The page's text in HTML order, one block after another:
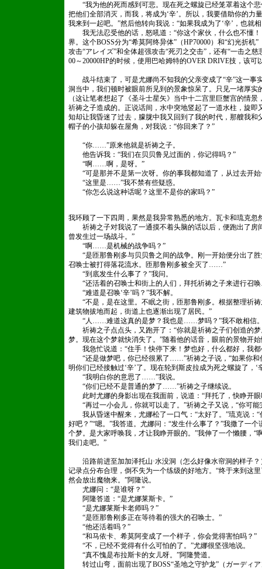
“我为他的死而感到可悲。现在死之螺旋已经笼罩着这个悲
把他们全部消灭，而我，将成为‘辛’。所以，我要借助你的力
我来到一起吧。”然后他转向我说：“如果我成为了‘辛’，也就
我无法忍受他的话，怒吼道：“你这个家伙，什么也不懂！
界。这个BOSS分为“希莫阿终异体”（HP70000）和“幻光折机
攻击“アレイズ”和全体超强攻击“死刃之交击”，还有“一击之
00～20000HP的时候，使用巴哈姆特的OVER DRIVE技，该可
战斗结束了，可是尤娜尚不知我的父亲变成了“辛”这一事
洞当中，我们顿时被眼前所见到的景象惊呆了。只见一堵厚
（这让笔者想起了《圣斗士星矢》当中十二宫里巨蟹宫的情
祈祷之子造成的。正说话间，水中突地竖起了一道水柱，旋
知却让我昏迷了过去，朦胧中我又回到了我的时代，那艘我
帽子的小孩却躲在屋角，对我说：“你回来了？”
“你……”原来他就是祈祷之子。
他告诉我：“我们在贝贝鲁见过面的，你记得吗？”
“啊……啊，是呀。”
“可是那并不是第一次呀。你的事我都知道了，从过去开
“这里是……”我不禁有些疑惑。
“你怎么说这种话呢？这里不是你的家吗？”
我环顾了一下四周，果然是我异常熟悉的地方。瓦卡和琉克忽
祈祷之子对我说了一通摸不着头脑的话以后，便跑出了房
曾发生过一场战斗。”
“啊……是机械的战争吗？”
“是匝那鲁刚多与贝贝鲁之间的战争。刚一开始便分出了胜
召唤士被打得落花流水。匝那鲁刚多被全灭了……”
“到底发生什么事了？”我问。
“还活着的召唤士和街上的人们，拜托祈祷之子来进行召
“难道是召唤‘辛’吗？”我不解。
“不是，是在这里。不眠之街，匝那鲁刚多。根据整理祈祷
建筑物拔地而起，街道上也逐渐出现了居民。”
“人……难道这真的是梦？我也是……梦吗？”我不敢相信
祈祷之子点点头，又跑开了：“你就是祈祷之子们创造的
梦。现在这个梦就快消失了。”随着他的话音，眼前的景物开
我急忙说道：“住手！快停下来！梦也好，什么都好，我都
“还是做梦吧，你已经很累了……”祈祷之子说，“如果你和
明你们已经接触过‘辛’了。现在轮到斯皮拉成为死之螺旋了，‘
“我明白你的意思了……”我说。
“你们已经不是普通的梦了……”祈祷之子继续说。
此时尤娜的身影出现在我面前，说道：“拜托了，快睁开眼
“再过一小会儿，你就可以走了。”祈祷之子又说，“你可
我从昏迷中醒来，尤娜松了一口气：“太好了。”琉克说：“
好吧？”“嗯。”我答道。尤娜问：“发生什么事了？”我撒了一
个梦。是大家呼唤我，才让我睁开眼的。”我伸了一个懒腰，
我们走吧。”
沿路前进至加加泽托山·水没洞（怎么好像水帘洞的样子？
记录点分布合理，倒不失为一个练级的好地方。“终于来到
然会放出魔物来。”阿隆说。
尤娜问：“是谁呀？”
阿隆答道：“是尤娜莱斯卡。”
“是尤娜莱斯卡老师吗？”
“是匝那鲁刚多正在等待着的强大的召唤士。”
“他还活着吗？”
“和马依卡、希莫阿变成了一个样子，你会觉得害怕吗？”
“不，已经不觉得有什么可怕的了。”尤娜很坚强地说。
“真不愧是布拉斯卡的女儿呀。”阿隆赞道。
转过山弯，面前出现了BOSS“圣地之守护龙”（ガーディ